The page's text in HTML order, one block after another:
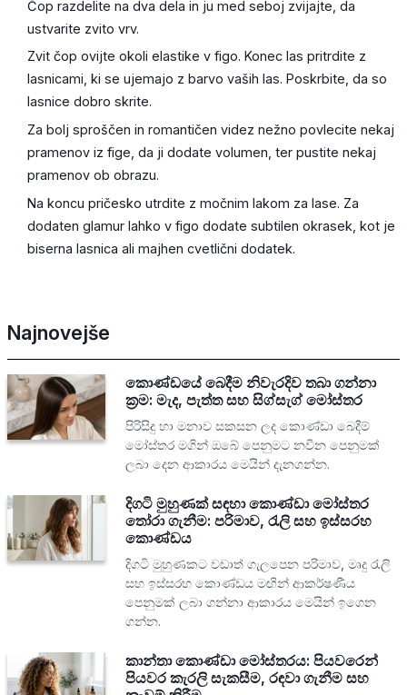
Čop razdelite na dva dela in ju med seboj zvijajte, da
ustvarite zvito vrv.
Zvit čop ovijte okoli elastike v figo. Konec las pritrdite z
lasnicami, ki se ujemajo z barvo vaših las. Poskrbite, da so
lasnice dobro skrite.
Za bolj sproščen in romantičen videz nežno povlecite nekaj
pramenov iz fige, da ji dodate volumen, ter pustite nekaj
pramenov ob obrazu.
Na koncu pričesko utrdite z močnim lakom za lase. Za
dodaten glamur lahko v figo dodate subtilen okrasek, kot je
biserna lasnica ali majhen cvetlični dodatek.
Najnovejše
කොණ්ඩයේ බෙදීම නිවැරදිව තබා ගන්නා
ක්‍රම: මැද, පැත්ත සහ සිග්සැග් මෝස්තර
පිරිසිදු හා මනාව සකසන ලද කොණ්ඩා බෙදීම්
මෝස්තර මගින් ඔබේ පෙනුමට නවීන පෙනුමක්
ලබා දෙන ආකාරය මෙයින් දැනගන්න.
දිගටි මුහුණක් සඳහා කොණ්ඩා මෝස්තර
තෝරා ගැනීම: පරිමාව, රැලි සහ ඉස්සරහ
කොණ්ඩය
දිගටි මුහුණකට වඩාත් ගැලපෙන පරිමාව, මෘදු රැලි
සහ ඉස්සරහ කොණ්ඩය මඟින් ආකර්ෂණීය
පෙනුමක් ලබා ගන්නා ආකාරය මෙයින් ඉගෙන
ගන්න.
කාන්තා කොණ්ඩා මෝස්තරය: පියවරෙන්
පියවර කැරලි සැකසීම, රඳවා ගැනීම සහ